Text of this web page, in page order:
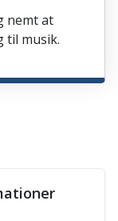
nemt at
til musik.